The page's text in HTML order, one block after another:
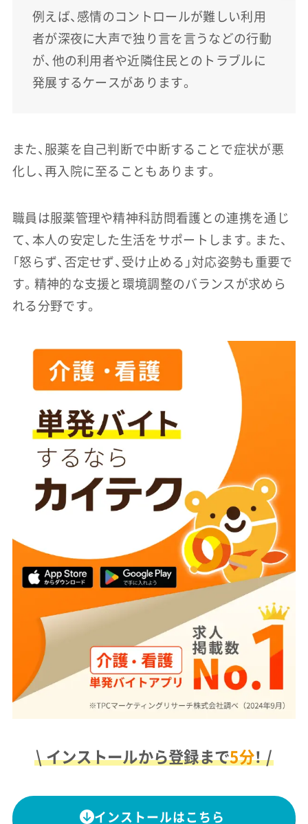
例えば、感情のコントロールが難しい利用
者が深夜に大声で独り言を言うなどの行動
が、他の利用者や近隣住民とのトラブルに
発展するケースがあります。
また、服薬を自己判断で中断することで症状が悪
化し、再入院に至ることもあります。
職員は服薬管理や精神科訪問看護との連携を通じ
て、本人の安定した生活をサポートします。また、
「怒らず、否定せず、受け止める」対応姿勢も重要で
す。精神的な支援と環境調整のバランスが求めら
れる分野です。
\ インストールから登録まで5分！ /
インストールはこちら